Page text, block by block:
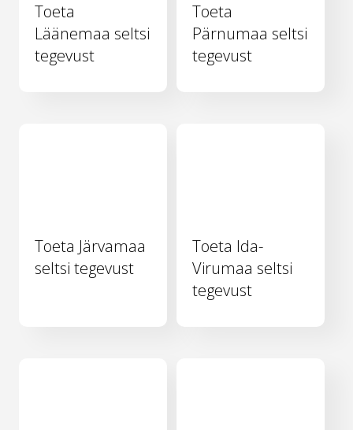
Toeta
Läänemaa seltsi
tegevust
Toeta
Pärnumaa seltsi
tegevust
Toeta Järvamaa
seltsi tegevust
Toeta Ida-
Virumaa seltsi
tegevust